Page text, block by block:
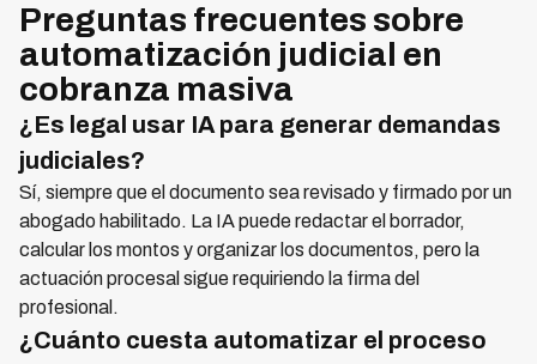
Preguntas frecuentes sobre
automatización judicial en
cobranza masiva
¿Es legal usar IA para generar demandas
judiciales?
Sí, siempre que el documento sea revisado y firmado por un
abogado habilitado. La IA puede redactar el borrador,
calcular los montos y organizar los documentos, pero la
actuación procesal sigue requiriendo la firma del
profesional.
¿Cuánto cuesta automatizar el proceso